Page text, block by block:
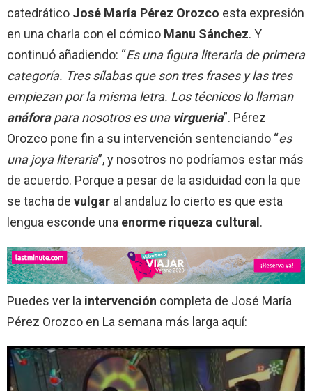
catedrático José María Pérez Orozco esta expresión
en una charla con el cómico Manu Sánchez. Y
continuó añadiendo: “Es una figura literaria de primera
categoría. Tres sílabas que son tres frases y las tres
empiezan por la misma letra. Los técnicos lo llaman
anáforapara nosotros es una virgueria”. Pérez
Orozco pone fin a su intervención sentenciando “es
una joya literaria”, y nosotros no podríamos estar más
de acuerdo. Porque a pesar de la asiduidad con la que
se tacha de vulgar al andaluz lo cierto es que esta
lengua esconde una enorme riqueza cultural .
Puedes ver la intervención completa de José María
Pérez Orozco en La semana más larga aquí: